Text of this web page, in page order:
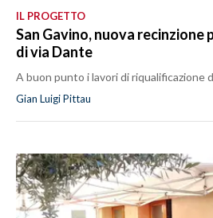
IL PROGETTO
San Gavino, nuova recinzione
di via Dante
A buon punto i lavori di riqualificazione
Gian Luigi Pittau